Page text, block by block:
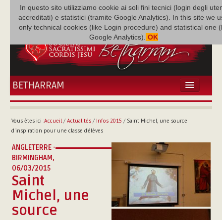
In questo sito utilizziamo cookie ai soli fini tecnici (login degli
accreditati) e statistici (tramite Google Analytics). In this site we
only technical cookies (like Login procedure) and statistical one
Google Analytics). OK
BETHARRAM
ACCUEIL
BÉTHARRAM
MISSION
NEF
MULTIMÉDIA
P. AUGUSTE ETCHÉCOPAR
Vous êtes ici :Accueil/ Actualités/ Infos 2015 / Saint Michel, une source
d'inspiration pour une classe d'élèves
ANGLETERRE -
BIRMINGHAM,
06/03/2015
Saint
Michel, une
source